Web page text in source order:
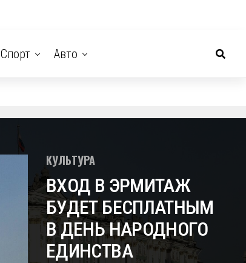
Спорт Авто
КУЛЬТУРА
ВХОД В ЭРМИТАЖ
БУДЕТ БЕСПЛАТНЫМ
В ДЕНЬ НАРОДНОГО
ЕДИНСТВА